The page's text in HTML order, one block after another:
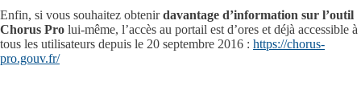
Enfin, si vous souhaitez obtenirdavantage d’information sur l’outil
Chorus Pro lui-même, l’accès au portail est d’ores et déjà accessible à
tous les utilisateurs depuis le 20 septembre 2016 : https://chorus-
pro.gouv.fr/